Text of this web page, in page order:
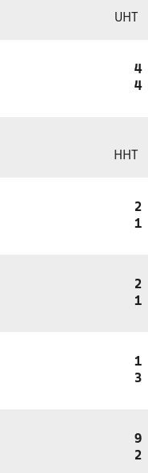
UHT
4
4
HHT
2
1
2
1
1
3
9
2